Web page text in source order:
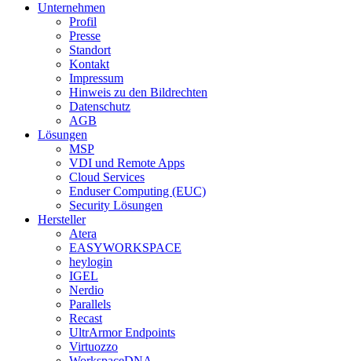
Unternehmen
Profil
Presse
Standort
Kontakt
Impressum
Hinweis zu den Bildrechten
Datenschutz
AGB
Lösungen
MSP
VDI und Remote Apps
Cloud Services
Enduser Computing (EUC)
Security Lösungen
Hersteller
Atera
EASYWORKSPACE
heylogin
IGEL
Nerdio
Parallels
Recast
UltrArmor Endpoints
Virtuozzo